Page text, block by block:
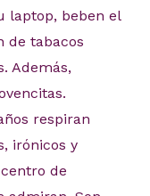
laptop, beben el
de tabacos
Además,
respiran
irónicos y
de